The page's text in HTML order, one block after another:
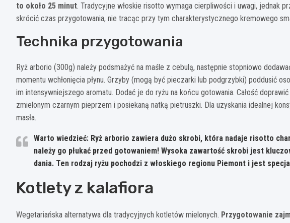
to około 25 minut. Tradycyjne włoskie risotto wymaga cierpliwości i uwagi, jednak
skrócić czas przygotowania, nie tracąc przy tym charakterystycznego kremowego
Technika przygotowania
Ryż arborio (300g) należy podsmażyć na maśle z cebulą, następnie stopniowo
momentu wchłonięcia płynu. Grzyby (mogą być pieczarki lub podgrzybki) poddusić
im intensywniejszego aromatu. Dodać je do ryżu na końcu gotowania. Całość
zmielonym czarnym pieprzem i posiekaną natką pietruszki. Dla uzyskania idealnej
masła.
Warto wiedzieć: Ryż arborio zawiera dużo skrobi, która nadaje risotto
należy go płukać przed gotowaniem! Wysoka zawartość skrobi jest
dania. Ten rodzaj ryżu pochodzi z włoskiego regionu Piemont i jest
Kotlety z kalafiora
Wegetariańska alternatywa dla tradycyjnych kotletów mielonych. Przygotowanie